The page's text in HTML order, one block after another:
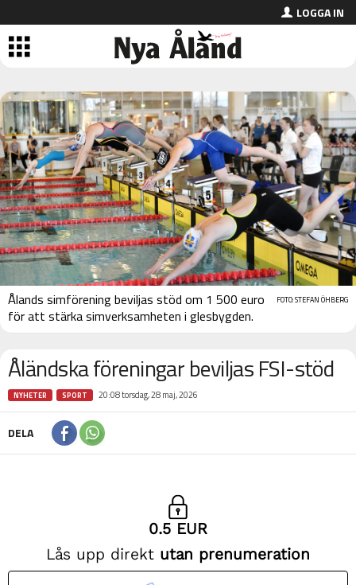
LOGGA IN
FOTO: STEFAN ÖHBERG
Ålands simförening beviljas stöd om 1 500 euro
för att stärka simverksamheten i glesbygden.
Åländska föreningar beviljas FSI-stöd
NYHETER SPORT 20:08 torsdag, 28 maj, 2026
DELA